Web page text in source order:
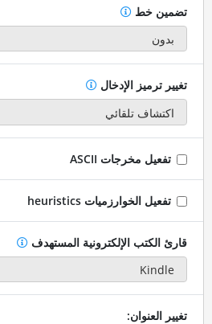
تضمين خط
تغيير ترميز الإدخال
تفعيل مخرجات ASCII
تفعيل الخوارزميات heuristics
قارئ الكتب الإلكترونية المستهدف
تغيير العنوان: